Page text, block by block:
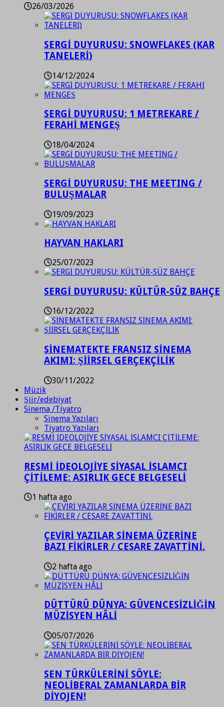
26/03/2026
SERGİ DUYURUSU: SNOWFLAKES (KAR
TANELERİ)
14/12/2024
SERGİ DUYURUSU: 1 METREKARE /
FERAHİ MENGEŞ
18/04/2024
SERGİ DUYURUSU: THE MEETING /
BULUŞMALAR
19/09/2023
HAYVAN HAKLARI
25/07/2023
SERGİ DUYURUSU: KÜLTÜR-SÜZ BAHÇE
16/12/2022
SİNEMATEKTE FRANSIZ SİNEMA
AKIMI: ŞİİRSEL GERÇEKÇİLİK
30/11/2022
Müzik
Şiir/edebiyat
Sinema /Tiyatro
Sinema Yazıları
Tiyatro Yazıları
RESMİ İDEOLOJİYE SİYASAL İSLAMCI
ÇİTİLEME: ASIRLIK GECE BELGESELİ
1 hafta ago
ÇEVİRİ YAZILAR SİNEMA ÜZERİNE
BAZI FİKİRLER / CESARE ZAVATTİNİ.
2 hafta ago
DÜTTÜRÜ DÜNYA: GÜVENCESİZLİĞİN
MÜZİSYEN HÂLİ
05/07/2026
SEN TÜRKÜLERİNİ SÖYLE:
NEOLİBERAL ZAMANLARDA BİR
DİYOJEN!